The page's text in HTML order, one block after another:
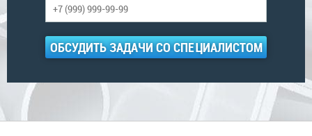
ОБСУДИТЬ ЗАДАЧИ СО СПЕЦИАЛИСТОМ